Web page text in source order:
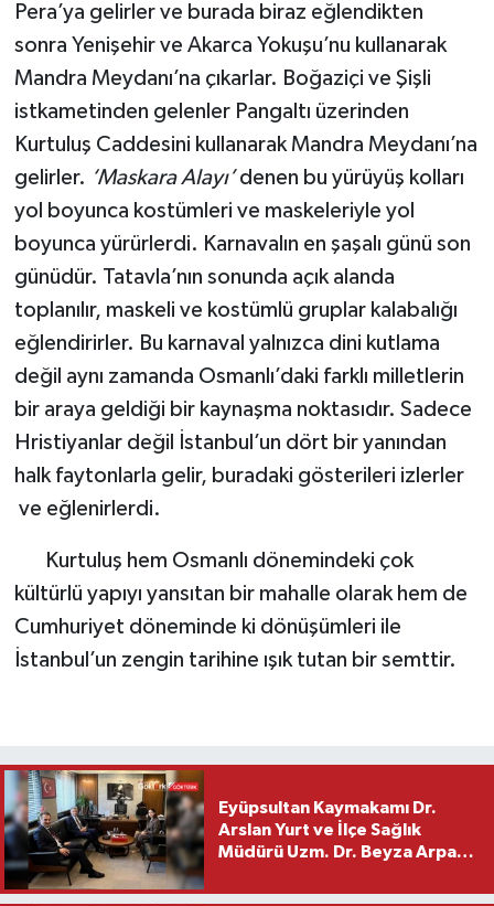
Pera’ya gelirler ve burada biraz eğlendikten
sonra Yenişehir ve Akarca Yokuşu’nu kullanarak
Mandra Meydanı’na çıkarlar. Boğaziçi ve Şişli
istkametinden gelenler Pangaltı üzerinden
Kurtuluş Caddesini kullanarak Mandra Meydanı’na
gelirler. ‘Maskara Alayı’denen bu yürüyüş kolları
yol boyunca kostümleri ve maskeleriyle yol
boyunca yürürlerdi. Karnavalın en şaşalı günü son
günüdür. Tatavla’nın sonunda açık alanda
toplanılır, maskeli ve kostümlü gruplar kalabalığı
eğlendirirler. Bu karnaval yalnızca dini kutlama
değil aynı zamanda Osmanlı’daki farklı milletlerin
bir araya geldiği bir kaynaşma noktasıdır. Sadece
Hristiyanlar değil İstanbul’un dört bir yanından
halk faytonlarla gelir, buradaki gösterileri izlerler
ve eğlenirlerdi.
Kurtuluş hem Osmanlı dönemindeki çok
kültürlü yapıyı yansıtan bir mahalle olarak hem de
Cumhuriyet döneminde ki dönüşümleri ile
İstanbul’un zengin tarihine ışık tutan bir semttir.
Eyüpsultan Kaymakamı Dr.
Arslan Yurt ve İlçe Sağlık
Müdürü Uzm. Dr. Beyza Arpacı
Ziyareti